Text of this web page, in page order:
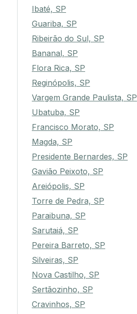
Ibaté, SP
Guariba, SP
Ribeirão do Sul, SP
Bananal, SP
Flora Rica, SP
Reginópolis, SP
Vargem Grande Paulista, SP
Ubatuba, SP
Francisco Morato, SP
Magda, SP
Presidente Bernardes, SP
Gavião Peixoto, SP
Areiópolis, SP
Torre de Pedra, SP
Paraibuna, SP
Sarutaiá, SP
Pereira Barreto, SP
Silveiras, SP
Nova Castilho, SP
Sertãozinho, SP
Cravinhos, SP